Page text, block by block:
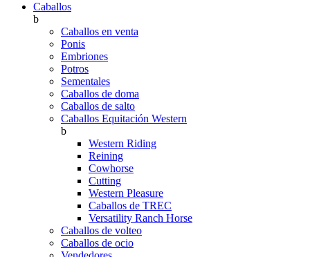
Caballos
b
Caballos en venta
Ponis
Embriones
Potros
Sementales
Caballos de doma
Caballos de salto
Caballos Equitación Western
b
Western Riding
Reining
Cowhorse
Cutting
Western Pleasure
Caballos de TREC
Versatility Ranch Horse
Caballos de volteo
Caballos de ocio